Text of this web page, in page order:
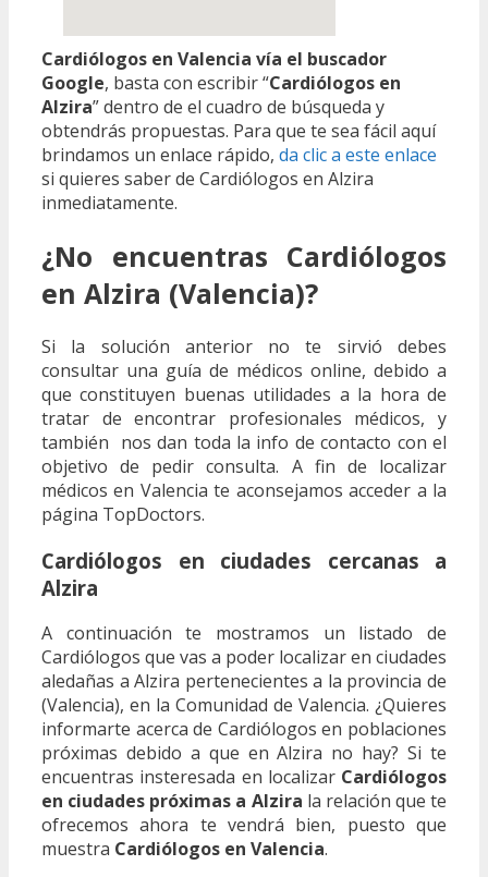
Cardiólogos en Valencia vía el buscador
Google, basta con escribir “Cardiólogos en
Alzira” dentro de el cuadro de búsqueda y
obtendrás propuestas. Para que te sea fácil aquí
brindamos un enlace rápido, da clic a este enlace
si quieres saber de Cardiólogos en Alzira
inmediatamente.
¿No encuentras Cardiólogos
en Alzira (Valencia)?
Si la solución anterior no te sirvió debes
consultar una guía de médicos online, debido a
que constituyen buenas utilidades a la hora de
tratar de encontrar profesionales médicos, y
también nos dan toda la info de contacto con el
objetivo de pedir consulta. A fin de localizar
médicos en Valencia te aconsejamos acceder a la
página TopDoctors.
Cardiólogos en ciudades cercanas a
Alzira
A continuación te mostramos un listado de
Cardiólogos que vas a poder localizar en ciudades
aledañas a Alzira pertenecientes a la provincia de
(Valencia), en la Comunidad de Valencia. ¿Quieres
informarte acerca de Cardiólogos en poblaciones
próximas debido a que en Alzira no hay? Si te
encuentras insteresada en localizar Cardiólogos
en ciudades próximas a Alzira la relación que te
ofrecemos ahora te vendrá bien, puesto que
muestra Cardiólogos en Valencia.